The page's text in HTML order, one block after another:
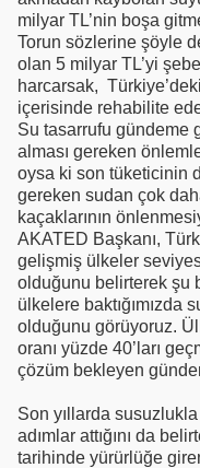
milyar TL’nin boşa
Torun sözlerine şöyle
olan 5 milyar TL’yi
harcarsak,
içerisinde rehabilite
Su tasarrufu gündeme
alması gereken
oysa ki son tüketicinin
gereken sudan çok
kaçaklarının
AKATED Başkanı,
gelişmiş ülkeler
olduğunu belirterek şu
ülkelere baktığımızda
olduğunu görüyoruz.
oranı yüzde 40’ları
çözüm bekleyen
Son yıllarda
adımlar attığını da
tarihinde yürürlüğe